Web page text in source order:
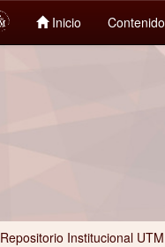
Inicio Contenido
Repositorio Institucional UTM